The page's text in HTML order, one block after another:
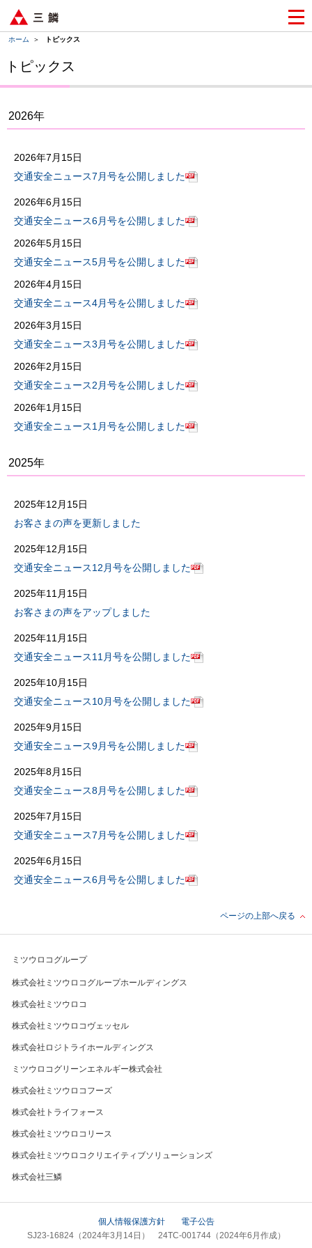
ホーム ＞ トピックス
トピックス
2026年
2026年7月15日
交通安全ニュース7月号を公開しました
2026年6月15日
交通安全ニュース6月号を公開しました
2026年5月15日
交通安全ニュース5月号を公開しました
2026年4月15日
交通安全ニュース4月号を公開しました
2026年3月15日
交通安全ニュース3月号を公開しました
2026年2月15日
交通安全ニュース2月号を公開しました
2026年1月15日
交通安全ニュース1月号を公開しました
2025年
2025年12月15日
お客さまの声を更新しました
2025年12月15日
交通安全ニュース12月号を公開しました
2025年11月15日
お客さまの声をアップしました
2025年11月15日
交通安全ニュース11月号を公開しました
2025年10月15日
交通安全ニュース10月号を公開しました
2025年9月15日
交通安全ニュース9月号を公開しました
2025年8月15日
交通安全ニュース8月号を公開しました
2025年7月15日
交通安全ニュース7月号を公開しました
2025年6月15日
交通安全ニュース6月号を公開しました
ページの上部へ戻る
ミツウロコグループ
株式会社ミツウロコグループホールディングス
株式会社ミツウロコ
株式会社ミツウロコヴェッセル
株式会社ロジトライホールディングス
ミツウロコグリーンエネルギー株式会社
株式会社ミツウロコフーズ
株式会社トライフォース
株式会社ミツウロコリース
株式会社ミツウロコクリエイティブソリューションズ
株式会社三鱗
個人情報保護方針
電子公告
SJ23-16824（2024年3月14日） 24TC-001744（2024年6月作成）